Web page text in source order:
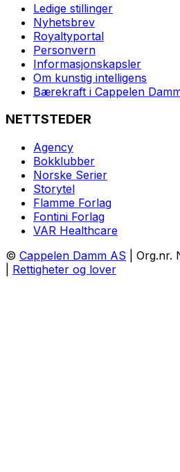
Ledige stillinger
Nyhetsbrev
Royaltyportal
Personvern
Informasjonskapsler
Om kunstig intelligens
Bærekraft i Cappelen
NETTSTEDER
Agency
Bokklubber
Norske Serier
Storytel
Flamme Forlag
Fontini Forlag
VAR Healthcare
© Cappelen Damm AS | Org.nr.
Rettigheter og lover